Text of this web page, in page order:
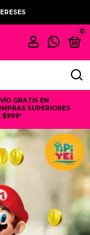
0
GRATIS EN
SUPERIORES
$999*